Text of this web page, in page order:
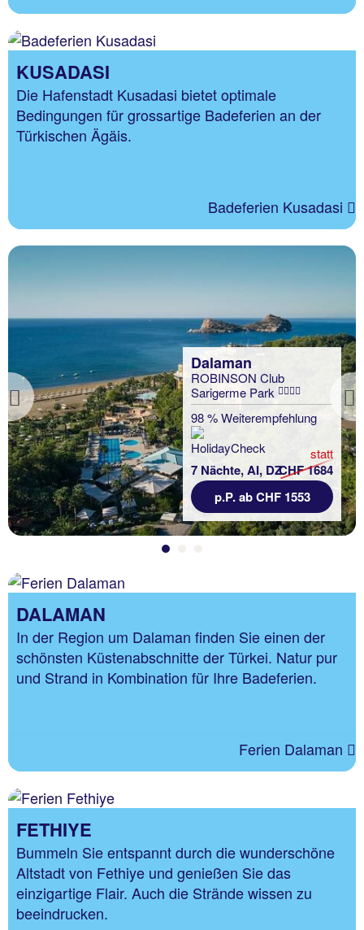
KUSADASI
Die Hafenstadt Kusadasi bietet optimale
Bedingungen für grossartige Badeferien an der
Türkischen Ägäis.
Badeferien Kusadasi
Previous
Dalaman
ROBINSON Club
Sarigerme Park
98 % Weiterempfehlung
7 Nächte, AI, DZ
statt
CHF 1684
p.P. ab CHF 1553
DALAMAN
In der Region um Dalaman finden Sie einen der
schönsten Küstenabschnitte der Türkei. Natur pur
und Strand in Kombination für Ihre Badeferien.
Ferien Dalaman
FETHIYE
Bummeln Sie entspannt durch die wunderschöne
Altstadt von Fethiye und genießen Sie das
einzigartige Flair. Auch die Strände wissen zu
beeindrucken.